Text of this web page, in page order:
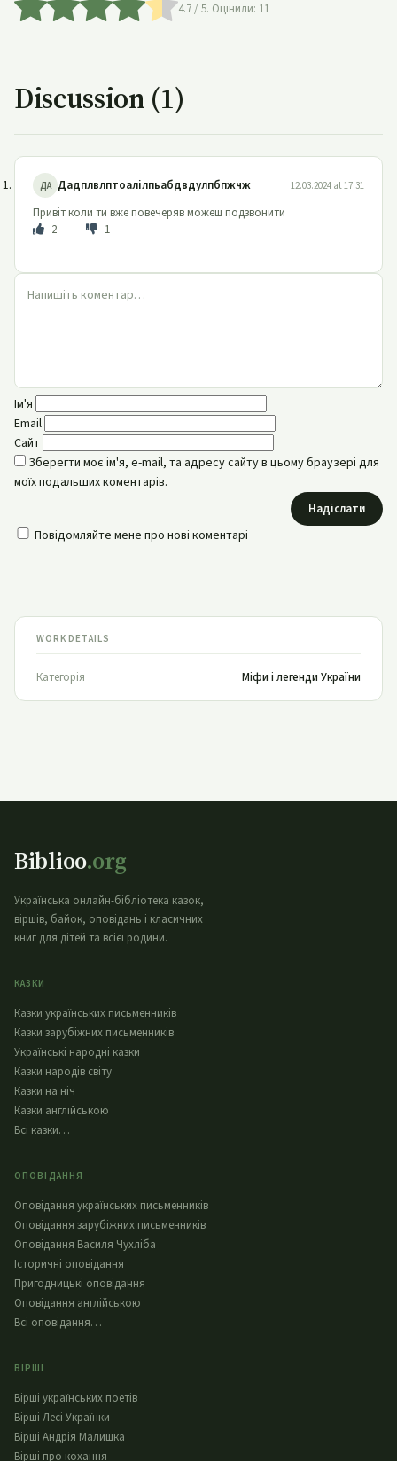
4.7/ 5. Оцінили: 11
Discussion (1)
ДА Дадплвлптоалілпьабдвдулпбпжчж 12.03.2024 at 17:31
Привіт коли ти вже повечеряв можеш подзвонити
2
1
Ім'я
Email
Сайт
Зберегти моє ім'я, e-mail, та адресу сайту в цьому браузері для
моїх подальших коментарів.
Надіслати
Повідомляйте мене про нові коментарі
WORK DETAILS
Категорія Міфи і легенди України
Biblioo.org
Українська онлайн-бібліотека казок,
віршів, байок, оповідань і класичних
книг для дітей та всієї родини.
КАЗКИ
Казки українських письменників
Казки зарубіжних письменників
Українські народні казки
Казки народів світу
Казки на ніч
Казки англійською
Всі казки…
ОПОВІДАННЯ
Оповідання українських письменників
Оповідання зарубіжних письменників
Оповідання Василя Чухліба
Історичні оповідання
Пригодницькі оповідання
Оповідання англійською
Всі оповідання…
ВІРШІ
Вірші українських поетів
Вірші Лесі Українки
Вірші Андрія Малишка
Вірші про кохання